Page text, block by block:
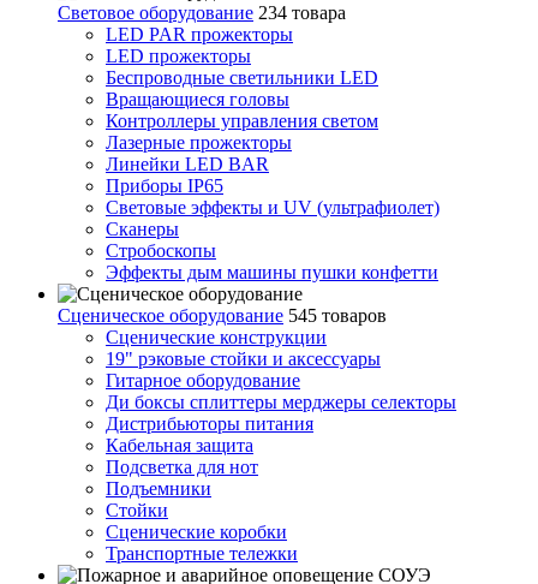
Световое оборудование 234 товара
LED PAR прожекторы
LED прожекторы
Беспроводные светильники LED
Вращающиеся головы
Контроллеры управления светом
Лазерные прожекторы
Линейки LED BAR
Приборы IP65
Световые эффекты и UV (ультрафиолет)
Сканеры
Стробоскопы
Эффекты дым машины пушки конфетти
Сценическое оборудование 545 товаров
Сценические конструкции
19" рэковые стойки и аксесcуары
Гитарное оборудование
Ди боксы сплиттеры мерджеры селекторы
Дистрибьюторы питания
Кабельная защита
Подсветка для нот
Подъемники
Стойки
Сценические коробки
Транспортные тележки